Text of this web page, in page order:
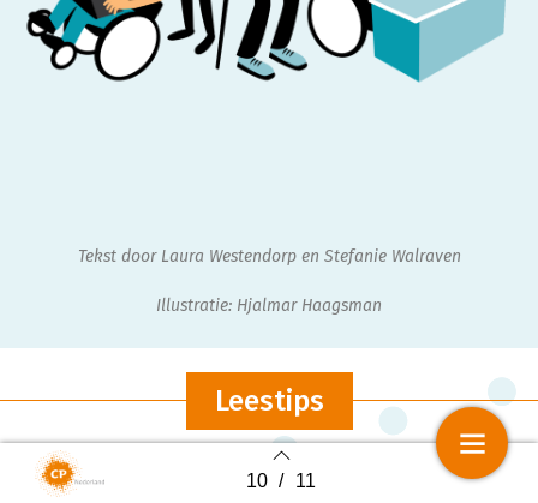
Back to index 10 / 11
Tekst door Laura Westendorp en Stefanie Walraven
Illustratie: Hjalmar Haagsman
Leestips